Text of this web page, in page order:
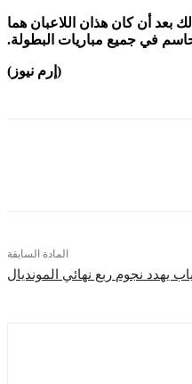
والتتويج بجائزة الحذاء الذهبي، يرى الفرنسيون أن ليونيل ميسي سيكون ثاني أفضل لاعب في البطولة (44%) بعد مبابي (79%)، وذلك بعد أن كان هذان اللاعبان هما
حاسم في جميع مباريات البطولة.
(إرم نيوز)
المادة السابقة
يهدد نجوم ربع نهائي المونديال